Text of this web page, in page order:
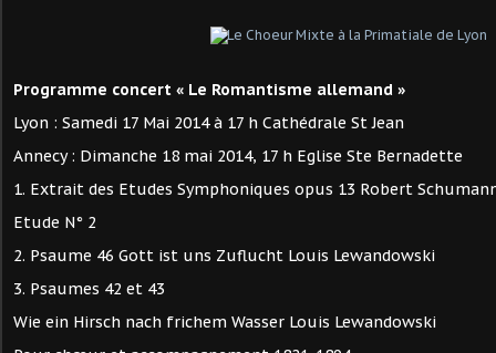
Programme concert « Le Romantisme allemand »
Lyon : Samedi 17 Mai 2014 à 17 h Cathédrale St Jean
Annecy : Dimanche 18 mai 2014, 17 h Eglise Ste Bernadette
1. Extrait des Etudes Symphoniques opus 13 Robert
Etude N° 2
2. Psaume 46 Gott ist uns Zuflucht Louis Lewandowski
3. Psaumes 42 et 43
Wie ein Hirsch nach frichem Wasser Louis Lewandowski